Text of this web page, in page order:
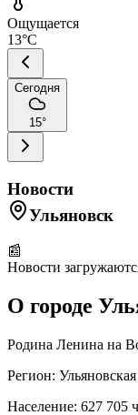
Ощущается
13°C
Сегодня
15°
Новости
Ульяновск
📰
Новости
О городе
Родина Ленина на
Регион:
Население: 627 705